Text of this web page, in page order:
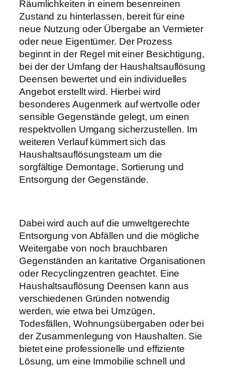
Räumlichkeiten in einem besenreinen
Zustand zu hinterlassen, bereit für eine
neue Nutzung oder Übergabe an Vermieter
oder neue Eigentümer. Der Prozess
beginnt in der Regel mit einer Besichtigung,
bei der der Umfang der Haushaltsauflösung
Deensen bewertet und ein individuelles
Angebot erstellt wird. Hierbei wird
besonderes Augenmerk auf wertvolle oder
sensible Gegenstände gelegt, um einen
respektvollen Umgang sicherzustellen. Im
weiteren Verlauf kümmert sich das
Haushaltsauflösungsteam um die
sorgfältige Demontage, Sortierung und
Entsorgung der Gegenstände.
Dabei wird auch auf die umweltgerechte
Entsorgung von Abfällen und die mögliche
Weitergabe von noch brauchbaren
Gegenständen an karitative Organisationen
oder Recyclingzentren geachtet. Eine
Haushaltsauflösung Deensen kann aus
verschiedenen Gründen notwendig
werden, wie etwa bei Umzügen,
Todesfällen, Wohnungsübergaben oder bei
der Zusammenlegung von Haushalten. Sie
bietet eine professionelle und effiziente
Lösung, um eine Immobilie schnell und